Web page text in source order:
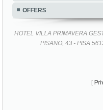
OFFERS
HOTEL VILLA PRIMAVERA
PISANO, 43 - PISA
[